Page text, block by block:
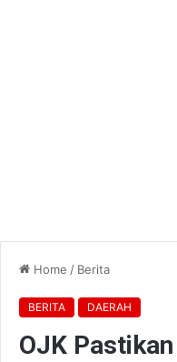
Home / Berita
BERITA DAERAH
OJK